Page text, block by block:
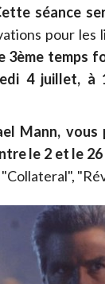
séance
pour les
3ème temps
4 juillet, à
Mann,
le 2 et le